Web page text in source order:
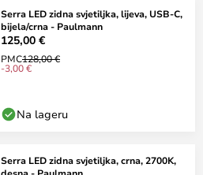
Serra LED zidna svjetiljka, lijeva, USB-C,
bijela/crna - Paulmann
125,00 €
PMC128,00 €
-3,00 €
Na lageru
Serra LED zidna svjetiljka, crna, 2700K,